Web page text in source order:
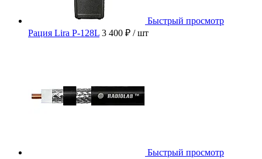
Быстрый просмотр
Рация Lira P-128L 3 400 ₽ / шт
Быстрый просмотр